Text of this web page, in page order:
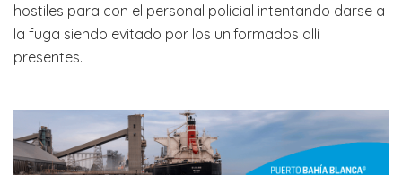
hostiles para con el personal policial intentando darse a
la fuga siendo evitado por los uniformados allí
presentes.